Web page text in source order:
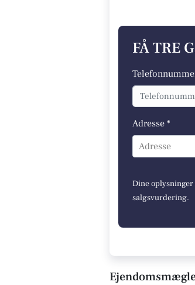
FÅ TRE
Adresse *
Adresse
Dine oplysninger
salgsvurdering.